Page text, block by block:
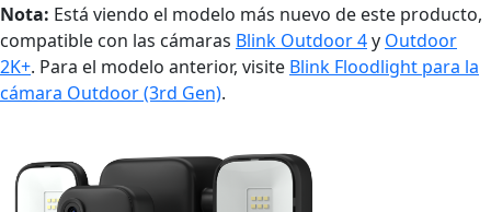
Nota: Está viendo el modelo más nuevo de este producto,
compatible con las cámaras Blink Outdoor 4y Outdoor
2K+. Para el modelo anterior, visite Blink Floodlight para la
cámara Outdoor (3rd Gen).